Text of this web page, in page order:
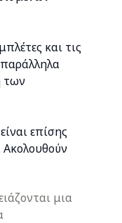
και τις
των
επίσης
Ακολουθούν
μια